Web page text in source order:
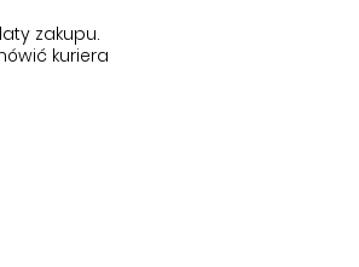
zakupu.
kuriera